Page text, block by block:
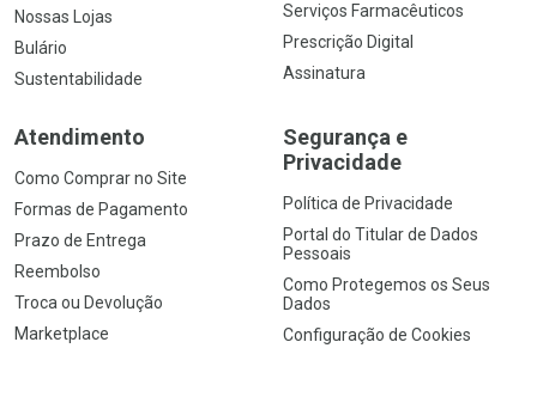
Nossas Lojas
Bulário
Sustentabilidade
Serviços Farmacêuticos
Prescrição Digital
Assinatura
Atendimento
Como Comprar no Site
Formas de Pagamento
Prazo de Entrega
Reembolso
Troca ou Devolução
Marketplace
Segurança e
Privacidade
Política de Privacidade
Portal do Titular de Dados
Pessoais
Como Protegemos os Seus
Dados
Configuração de Cookies